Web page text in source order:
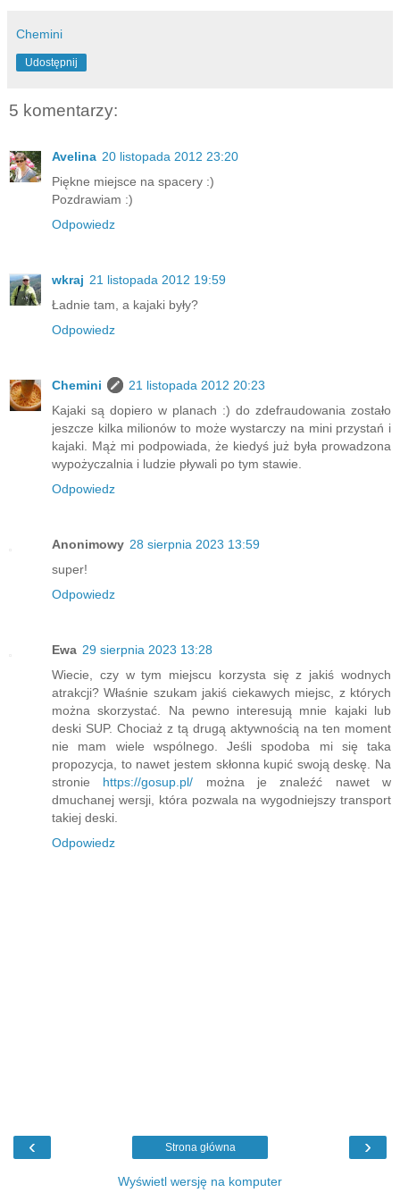
Chemini
Udostępnij
5 komentarzy:
Avelina 20 listopada 2012 23:20
Piękne miejsce na spacery :)
Pozdrawiam :)
Odpowiedz
wkraj 21 listopada 2012 19:59
Ładnie tam, a kajaki były?
Odpowiedz
Chemini
21 listopada 2012 20:23
Kajaki są dopiero w planach :) do zdefraudowania zostało
jeszcze kilka milionów to może wystarczy na mini przystań i
kajaki. Mąż mi podpowiada, że kiedyś już była prowadzona
wypożyczalnia i ludzie pływali po tym stawie.
Odpowiedz
Anonimowy 28 sierpnia 2023 13:59
super!
Odpowiedz
Ewa 29 sierpnia 2023 13:28
Wiecie, czy w tym miejscu korzysta się z jakiś wodnych
atrakcji? Właśnie szukam jakiś ciekawych miejsc, z których
można skorzystać. Na pewno interesują mnie kajaki lub
deski SUP. Chociaż z tą drugą aktywnością na ten moment
nie mam wiele wspólnego. Jeśli spodoba mi się taka
propozycja, to nawet jestem skłonna kupić swoją deskę. Na
stronie https://gosup.pl/ można je znaleźć nawet w
dmuchanej wersji, która pozwala na wygodniejszy transport
takiej deski.
Odpowiedz
‹ ›
Strona główna
Wyświetl wersję na komputer